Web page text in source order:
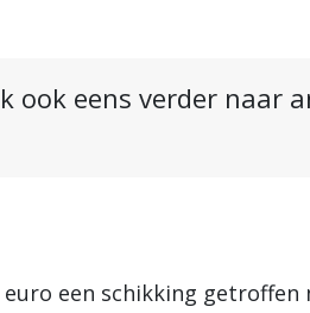
ook eens verder naar
een schikking